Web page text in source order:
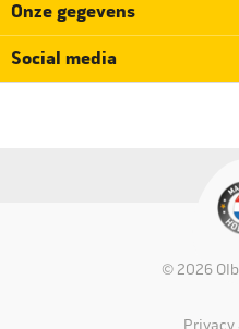
Onze gegevens
Social media
© 2026